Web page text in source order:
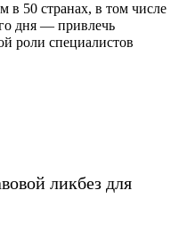
в 50 странах, в том числе
дня — привлечь
роли специалистов
ликбез для